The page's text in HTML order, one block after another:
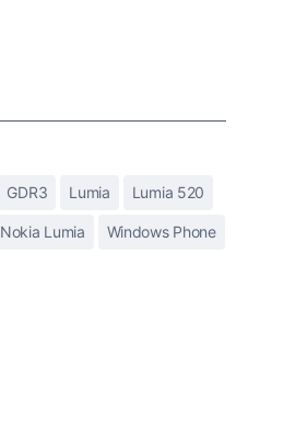
GDR3 Lumia Lumia 520
Nokia Lumia Windows Phone